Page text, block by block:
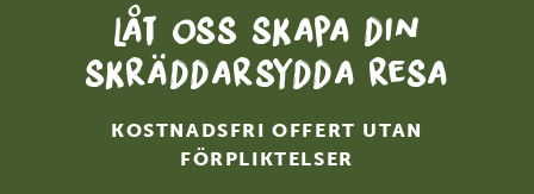
Låt oss skapa din
skräddarsydda resa
KOSTNADSFRI OFFERT UTAN
FÖRPLIKTELSER